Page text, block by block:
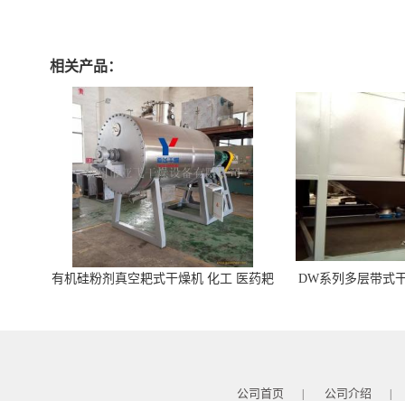
相关产品：
有机硅粉剂真空耙式干燥机 化工 医药耙
DW系列多层带式
公司首页 | 公司介绍 |